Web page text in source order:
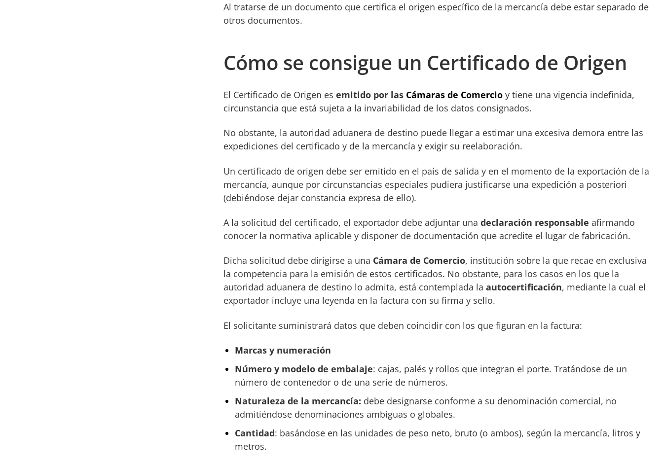
Al tratarse de un documento que certifica el origen específico de la mercancía debe estar separado de
otros documentos.
Cómo se consigue un Certificado de Origen
El Certificado de Origen es emitido por las Cámaras de Comercio y tiene una vigencia indefinida,
circunstancia que está sujeta a la invariabilidad de los datos consignados.
No obstante, la autoridad aduanera de destino puede llegar a estimar una excesiva demora entre las
expediciones del certificado y de la mercancía y exigir su reelaboración.
Un certificado de origen debe ser emitido en el país de salida y en el momento de la exportación de la
mercancía, aunque por circunstancias especiales pudiera justificarse una expedición a posteriori
(debiéndose dejar constancia expresa de ello).
A la solicitud del certificado, el exportador debe adjuntar una declaración responsable afirmando
conocer la normativa aplicable y disponer de documentación que acredite el lugar de fabricación.
Dicha solicitud debe dirigirse a una Cámara de Comercio, institución sobre la que recae en exclusiva
la competencia para la emisión de estos certificados. No obstante, para los casos en los que la
autoridad aduanera de destino lo admita, está contemplada la autocertificación, mediante la cual el
exportador incluye una leyenda en la factura con su firma y sello.
El solicitante suministrará datos que deben coincidir con los que figuran en la factura:
Marcas y numeración
Número y modelo de embalaje: cajas, palés y rollos que integran el porte. Tratándose de un
número de contenedor o de una serie de números.
Naturaleza de la mercancía: debe designarse conforme a su denominación comercial, no
admitiéndose denominaciones ambiguas o globales.
Cantidad: basándose en las unidades de peso neto, bruto (o ambos), según la mercancía, litros y
metros.